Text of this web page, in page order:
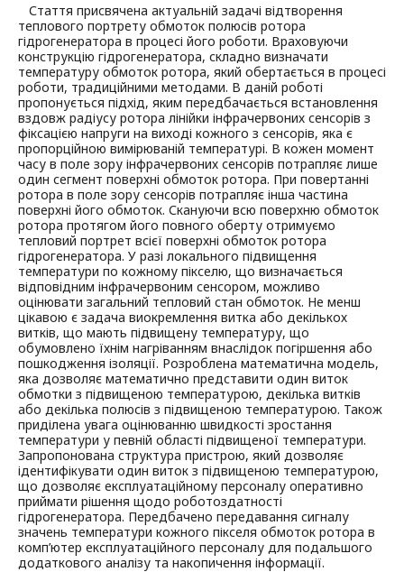
Стаття присвячена актуальній задачі відтворення
теплового портрету обмоток полюсів ротора
гідрогенератора в процесі його роботи. Враховуючи
конструкцію гідрогенератора, складно визначати
температуру обмоток ротора, який обертається в процесі
роботи, традиційними методами. В даній роботі
пропонується підхід, яким передбачається встановлення
вздовж радіусу ротора лінійки інфрачервоних сенсорів з
фіксацією напруги на виході кожного з сенсорів, яка є
пропорційною вимірюваній температурі. В кожен момент
часу в поле зору інфрачервоних сенсорів потрапляє лише
один сегмент поверхні обмоток ротора. При повертанні
ротора в поле зору сенсорів потрапляє інша частина
поверхні його обмоток. Скануючи всю поверхню обмоток
ротора протягом його повного оберту отримуємо
тепловий портрет всієї поверхні обмоток ротора
гідрогенератора. У разі локального підвищення
температури по кожному пікселю, що визначається
відповідним інфрачервоним сенсором, можливо
оцінювати загальний тепловий стан обмоток. Не менш
цікавою є задача виокремлення витка або декількох
витків, що мають підвищену температуру, що
обумовлено їхнім нагріванням внаслідок погіршення або
пошкодження ізоляції. Розроблена математична модель,
яка дозволяє математично представити один виток
обмотки з підвищеною температурою, декілька витків
або декілька полюсів з підвищеною температурою. Також
приділена увага оцінюванню швидкості зростання
температури у певній області підвищеної температури.
Запропонована структура пристрою, який дозволяє
ідентифікувати один виток з підвищеною температурою,
що дозволяє експлуатаційному персоналу оперативно
приймати рішення щодо роботоздатності
гідрогенератора. Передбачено передавання сигналу
значень температури кожного пікселя обмоток ротора в
комп’ютер експлуатаційного персоналу для подальшого
додаткового аналізу та накопичення інформації.